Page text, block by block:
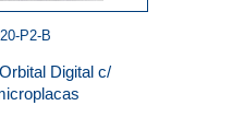
P2-B
Digital c/